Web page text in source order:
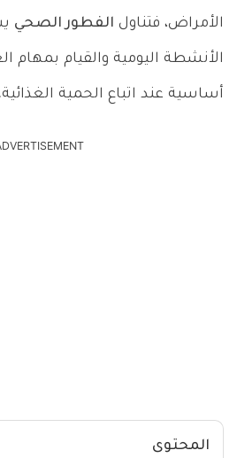
الأمراض، فتناول الفطور الصحي
الأنشطة اليومية والقيام بمهام
أساسية عند اتباع الحمية
المحتوى